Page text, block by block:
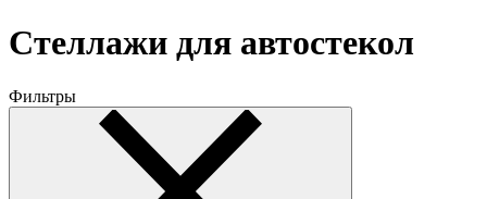
Стеллажи для автостекол
Фильтры